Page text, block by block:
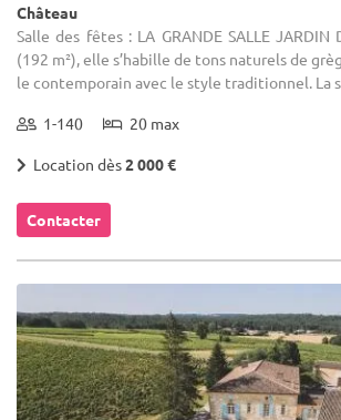
Château
Salle des fêtes : LA GRANDE SALLE JARDIN
(192 m²), elle s’habille de tons naturels de
le contemporain avec le style traditionnel. La
1-140 20 max
Location dès2 000 €
Contacter